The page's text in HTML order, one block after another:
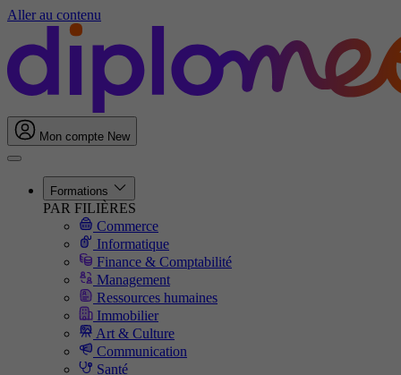
Aller au contenu
Mon compte New
Formations
PAR FILIÈRES
Commerce
Informatique
Finance & Comptabilité
Management
Ressources humaines
Immobilier
Art & Culture
Communication
Santé